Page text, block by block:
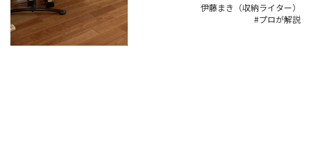
伊藤まき（収納ライター）
プロが解説